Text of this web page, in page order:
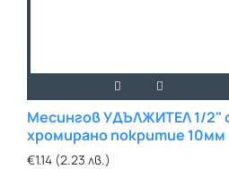
Месингов УДЪЛЖИТЕЛ 1/2"
хромирано покритие 10мм
€1.14 (2.23 лв.)